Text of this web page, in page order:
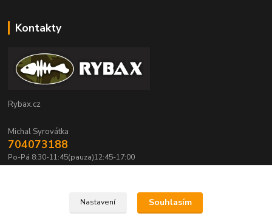
Kontakty
Rybax.cz
Michal Syrovátka
704073188
Po-Pá 8:30-11:45(pauza)12:45-17:00
Nastavení Souhlasím